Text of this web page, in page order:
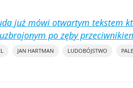
już mówi otwartym tekstem
po zęby
JAN HARTMAN LUDOBÓJSTWO